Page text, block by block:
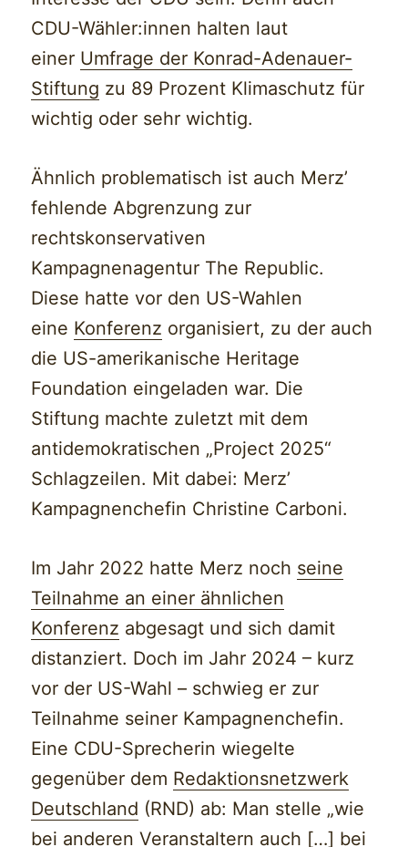
CDU-Wähler:innen halten laut
einer Umfrage der Konrad-Adenauer-
Stiftung zu 89 Prozent Klimaschutz für
wichtig oder sehr wichtig.
Ähnlich problematisch ist auch Merz’
fehlende Abgrenzung zur
rechtskonservativen
Kampagnenagentur The Republic.
Diese hatte vor den US-Wahlen
eine Konferenz organisiert, zu der auch
die US-amerikanische Heritage
Foundation eingeladen war. Die
Stiftung machte zuletzt mit dem
antidemokratischen „Project 2025“
Schlagzeilen. Mit dabei: Merz’
Kampagnenchefin Christine Carboni.
Im Jahr 2022 hatte Merz noch seine
Teilnahme an einer ähnlichen
Konferenz abgesagt und sich damit
distanziert. Doch im Jahr 2024 – kurz
vor der US-Wahl – schwieg er zur
Teilnahme seiner Kampagnenchefin.
Eine CDU-Sprecherin wiegelte
gegenüber dem Redaktionsnetzwerk
Deutschland (RND) ab: Man stelle „wie
bei anderen Veranstaltern auch […] bei